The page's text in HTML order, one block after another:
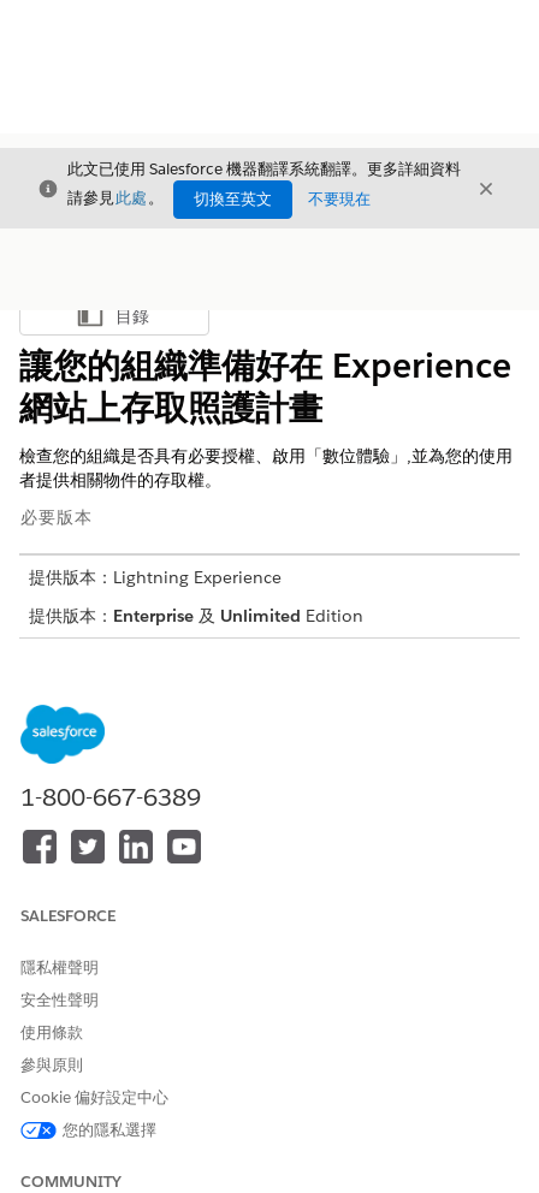
結束
此文已使用 Salesforce 機器翻譯系統翻譯。更多詳細資料
請參見此處。 切換至英文 不要現在 結束
顯示目錄
目錄
讓您的組織準備好在 Experience
網站上存取照護計畫
檢查您的組織是否具有必要授權、啟用「數位體驗」,並為您的使用
者提供相關物件的存取權。
必要版本
提供版本：Lightning Experience
提供版本： Enterprise 及 Unlimited Edition
啟用數位體驗：
確定您擁有 Customer Community Plus for Health Cloud 或
External Apps for Health Cloud 授權。
Community Plus 授權。
在「設定」中啟用「數位體驗」。
定檔,提供「評估」、「評估問題」、「評估問題回應」、「評
另請參照：
Salesforce 說明:啟用數位體驗
Salesforce 說明:建立與自訂您的 Experience Cloud 網站
設定檢查清單
1-800-667-6389
SALESFORCE
隱私權聲明
安全性聲明
使用條款
參與原則
Cookie 偏好設定中心
您的隱私選擇
COMMUNITY